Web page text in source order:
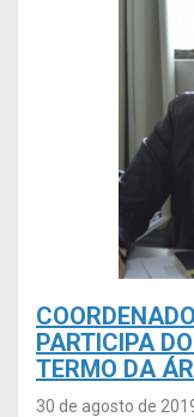
PARTICIPA
TERMO DA
30 de agosto de